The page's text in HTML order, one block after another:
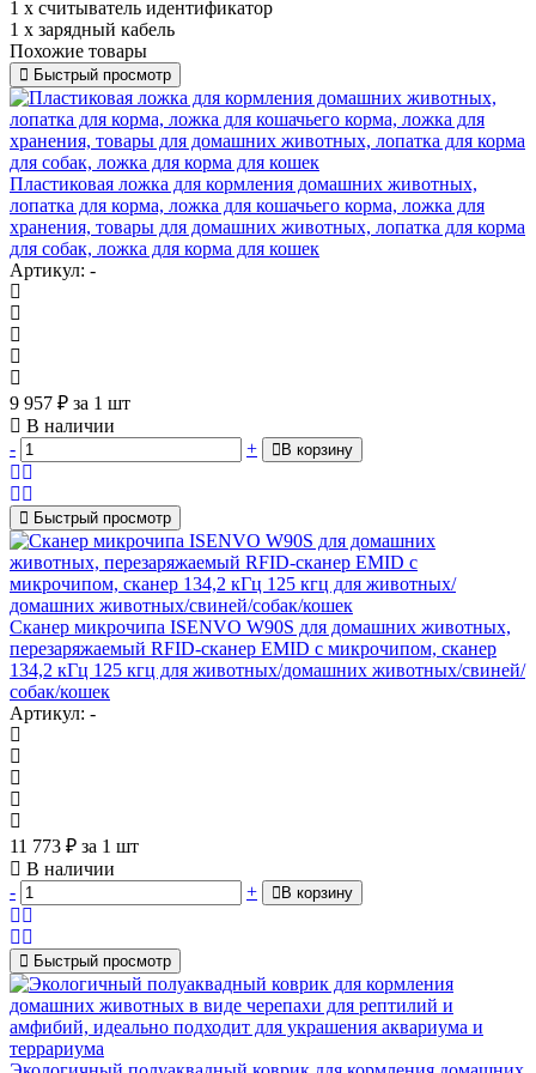
1 х считыватель идентификатор
1 х зарядный кабель
Похожие товары
Быстрый просмотр
Пластиковая ложка для кормления домашних животных,
лопатка для корма, ложка для кошачьего корма, ложка для
хранения, товары для домашних животных, лопатка для корма
для собак, ложка для корма для кошек
Артикул: -
9 957 ₽ за 1 шт
В наличии
-
+ В корзину
Быстрый просмотр
Сканер микрочипа ISENVO W90S для домашних животных,
перезаряжаемый RFID-сканер EMID с микрочипом, сканер
134,2 кГц 125 кгц для животных/домашних животных/свиней/
собак/кошек
Артикул: -
11 773 ₽ за 1 шт
В наличии
-
+ В корзину
Быстрый просмотр